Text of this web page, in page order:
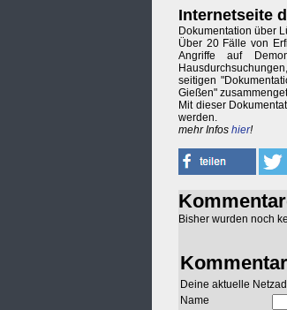
Internetseite
Dokumentation über
Über 20 Fälle von
Angriffe auf
seitigen
Gießen"
Mit dieser
werden.
mehr Infos hier!
Bisher wurden noch
Deine aktuelle
Name